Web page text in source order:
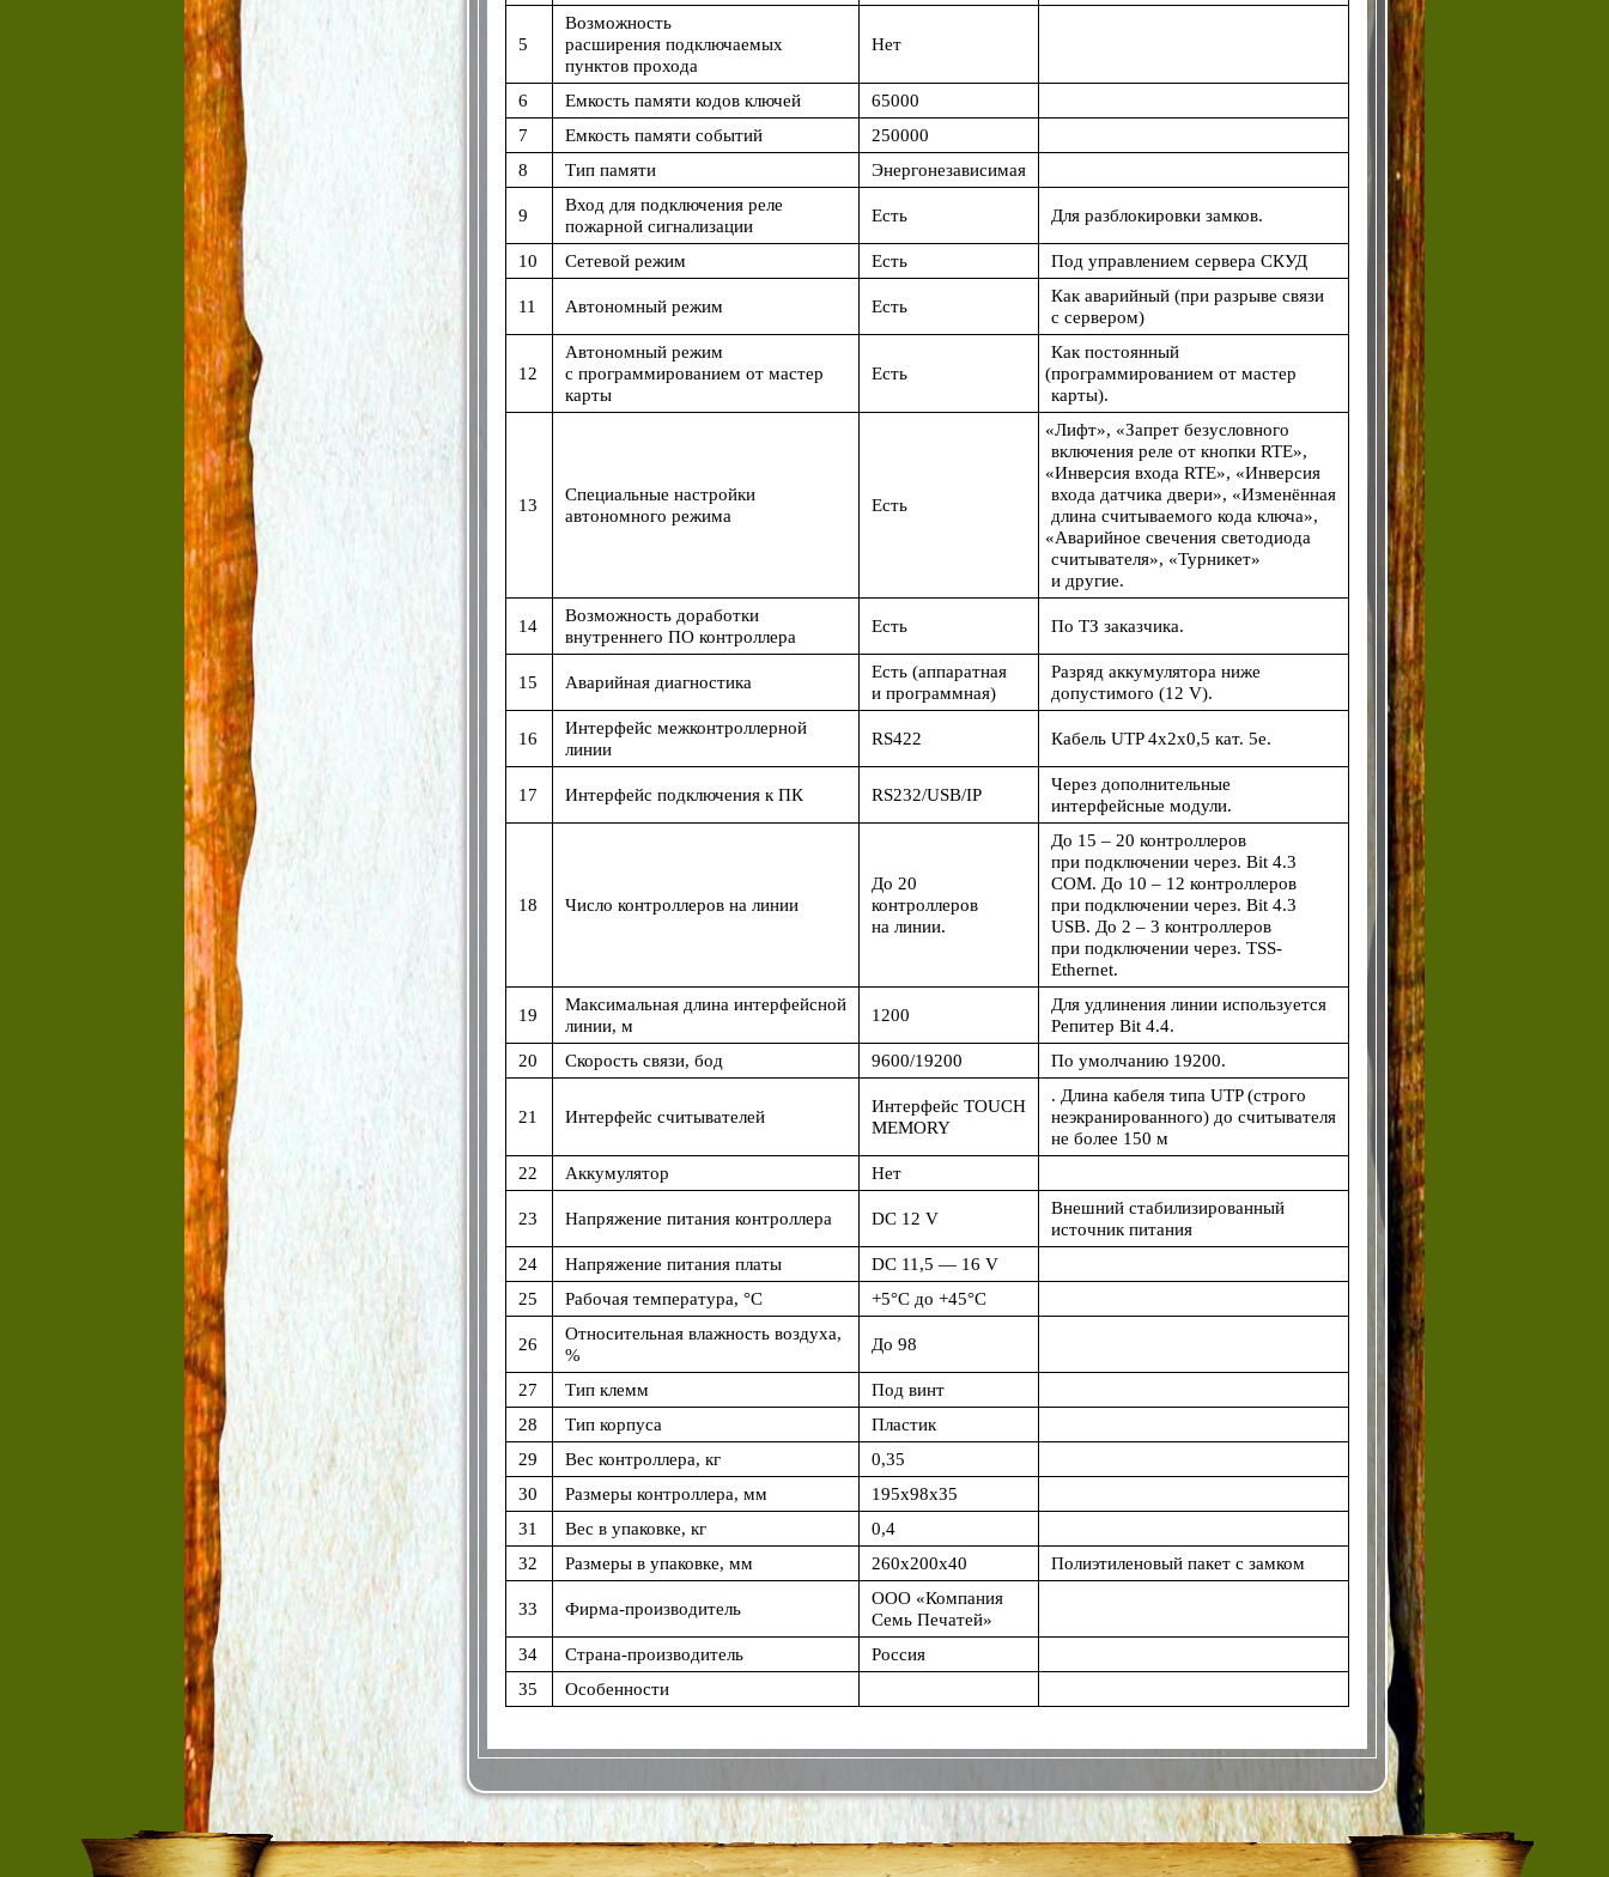
5
Возможность
расширения подключаемых
пунктов прохода
Нет
6 Емкость памяти кодов ключей
65000
7
Емкость памяти событий
250000
8
Тип памяти Энергонезависимая
9
Вход для подключения реле
пожарной сигнализации
Есть Для разблокировки замков.
10 Сетевой режим Есть Под управлением сервера СКУД
11 Автономный режим Есть
Как аварийный (приразрыве связи
с сервером)
12
Автономный режим
с программированием от мастер
карты
Есть
Как постоянный
(программированием от мастер
карты).
13
Специальные настройки
автономного режима
Есть
«Лифт», «Запрет безусловного
включения реле от кнопки RTE»,
«Инверсия входа RTE», «Инверсия
входа датчика двери», «Изменённая
длина считываемого кода ключа»,
«Аварийное свечения светодиода
считывателя», «Турникет»
и другие.
14
Возможность доработки
внутреннего ПО контроллера
Есть По ТЗ заказчика.
15 Аварийная диагностика
Есть (аппаратная
и программная)
Разряд аккумулятора ниже
допустимого (12 V).
16
Интерфейс межконтроллерной
линии
RS422 Кабель UTP 4x2x0,5 кат. 5е.
17 Интерфейс подключения к ПК RS232/USB/IP
Через дополнительные
интерфейсные модули.
18 Число контроллеров на линии
До 20
контроллеров
на линии.
До 15 – 20 контроллеров
при подключении через. Bit 4.3
СОМ. До 10 – 12 контроллеров
при подключении через. Bit 4.3
USB. До 2 – 3 контроллеров
при подключении через. TSS-
Ethernet.
19
Максимальная длина интерфейсной
линии, м
1200
Для удлинения линии используется
Репитер Bit 4.4.
20
Скорость связи, бод 9600/19200 По умолчанию 19200.
21 Интерфейс считывателей
Интерфейс TOUCH
MEMORY
. Длина кабеля типа UTP (строго
неэкранированного) до считывателя
не более 150 м
22
Аккумулятор Нет
23 Напряжение питания контроллера DC 12 V
Внешний стабилизированный
источник питания
24
Напряжение питания платы
DC 11,5 — 16 V
25
Рабочая температура, °C +5°C до +45°C
26
Относительная влажность воздуха,
%
До 98
27 Тип клемм
Под винт
28
Тип корпуса
Пластик
29
Вес контроллера, кг
0,35
30
Размеры контроллера, мм
195x98x35
31
Вес в упаковке, кг
0,4
32
Размеры в упаковке, мм 260x200x40 Полиэтиленовый пакет с замком
33 Фирма-производитель
ООО «Компания
Семь Печатей»
34
Страна-производитель
Россия
35
Особенности